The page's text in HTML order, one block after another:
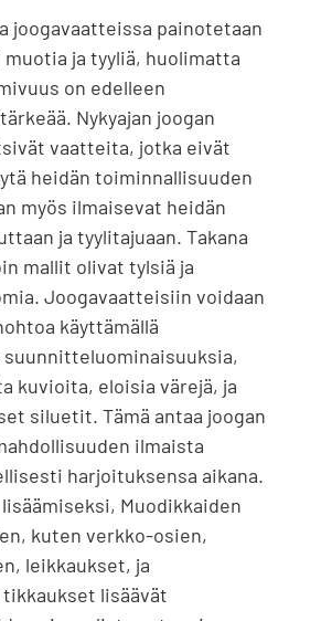
joogavaatteissa painotetaan
ja tyyliä, huolimatta
on edelleen
Nykyajan joogan
vaatteita, jotka eivät
heidän toiminnallisuuden
myös ilmaisevat heidän
ja tyylitajuaan. Takana
mallit olivat tylsiä ja
Joogavaatteisiin voidaan
käyttämällä
kuvioita, eloisia värejä, ja
siluetit. Tämä antaa joogan
ilmaista
harjoituksensa aikana.
Muodikkaiden
kuten verkko-osien,
leikkaukset, ja
lisäävät